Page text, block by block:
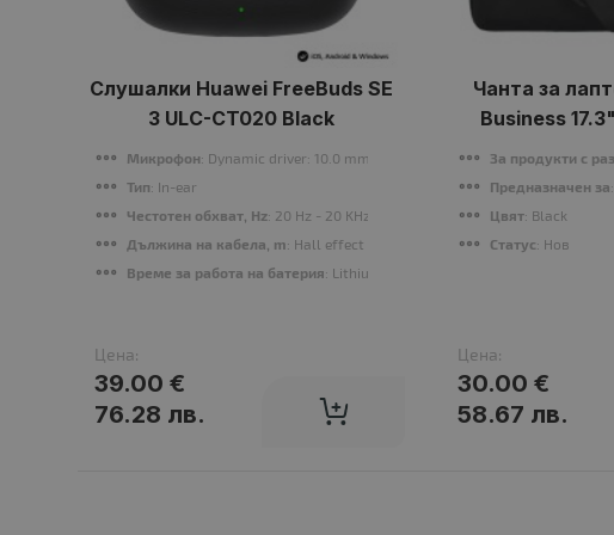
Слушалки Huawei FreeBuds SE
3 ULC-CT020 Black
Микрофон: Dynamic driver: 10.0 mm dynamic driver unit
Тип: In-ear
Честотен обхват, Hz: 20 Hz - 20 KHz
Дължина на кабела, m: Hall effect sensor/Touch sensor
Време за работа на батерия: Lithium-ion polymer battery, Earbuds: 41
Цена:
39.00 €
76.28 лв.
Чанта за
Business
За продукти с
Предназначен за
Цвят: Black
Статус: Нов
Цена:
30.00 €
58.67 лв.